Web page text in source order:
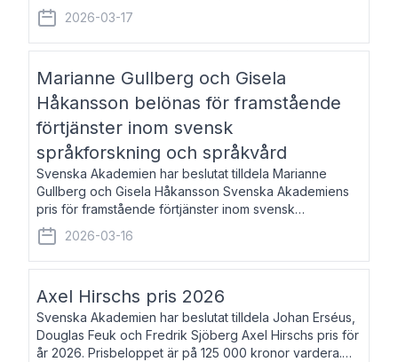
projektledare inom marknadsföring och författare och
utkom i fjol med boken Syndabocken.
2026-03-17
Marianne Gullberg och Gisela
Håkansson belönas för framstående
förtjänster inom svensk
språkforskning och språkvård
Svenska Akademien har beslutat tilldela Marianne
Gullberg och Gisela Håkansson Svenska Akademiens
pris för framstående förtjänster inom svensk
språkforskning och språkvård till minne av Carl Gabriel
och Karin Forsberg för år 2026. Prissumma
2026-03-16
Axel Hirschs pris 2026
Svenska Akademien har beslutat tilldela Johan Erséus,
Douglas Feuk och Fredrik Sjöberg Axel Hirschs pris för
år 2026. Prisbeloppet är på 125 000 kronor vardera.